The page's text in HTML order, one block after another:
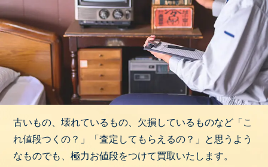
古いもの、壊れているもの、欠損しているものなど「こ
れ値段つくの？」「査定してもらえるの？」と思うよう
なものでも、極力お値段をつけて買取いたします。